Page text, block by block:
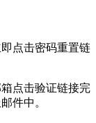
点击密码重置链
点击验证链接完
件中。